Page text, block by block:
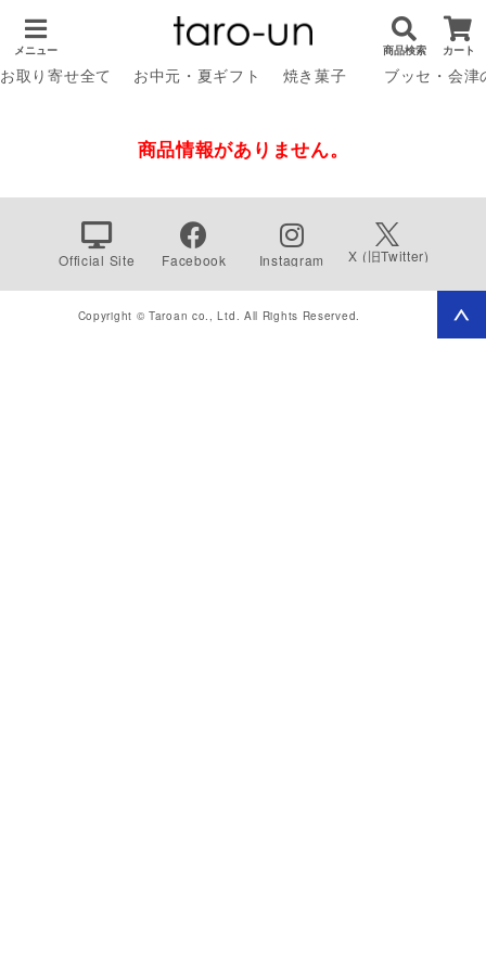
メニュー 商品検索 カート
お取り寄せ全て お中元・夏ギフト 焼き菓子 ブッセ・会津
商品情報がありません。
Official Site Facebook Instagram X (旧Twitter)
Copyright © Taroan co., Ltd. All Rights Reserved.